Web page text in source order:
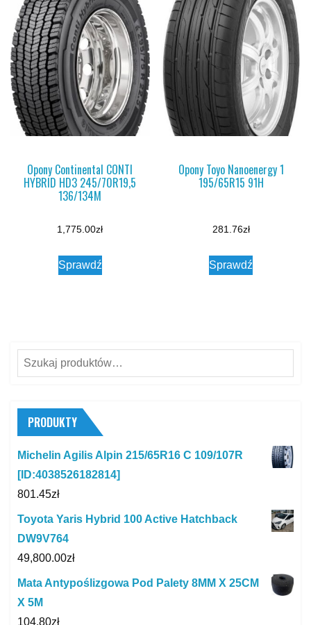
Opony Continental CONTI
HYBRID HD3 245/70R19,5
136/134M
1,775.00zł
Sprawdź
Opony Toyo Nanoenergy 1
195/65R15 91H
281.76zł
Sprawdź
Szukaj:
PRODUKTY
Michelin Agilis Alpin 215/65R16 C 109/107R
[ID:4038526182814]
801.45zł
Toyota Yaris Hybrid 100 Active Hatchback
DW9V764
49,800.00zł
Mata Antypoślizgowa Pod Palety 8MM X 25CM
X 5M
104.80zł